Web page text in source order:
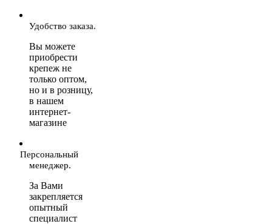
Удобство заказа.
Вы можете
приобрести
крепеж не
только оптом,
но и в розницу,
в нашем
интернет-
магазине
Персональный
менеджер.
За Вами
закрепляется
опытный
специалист